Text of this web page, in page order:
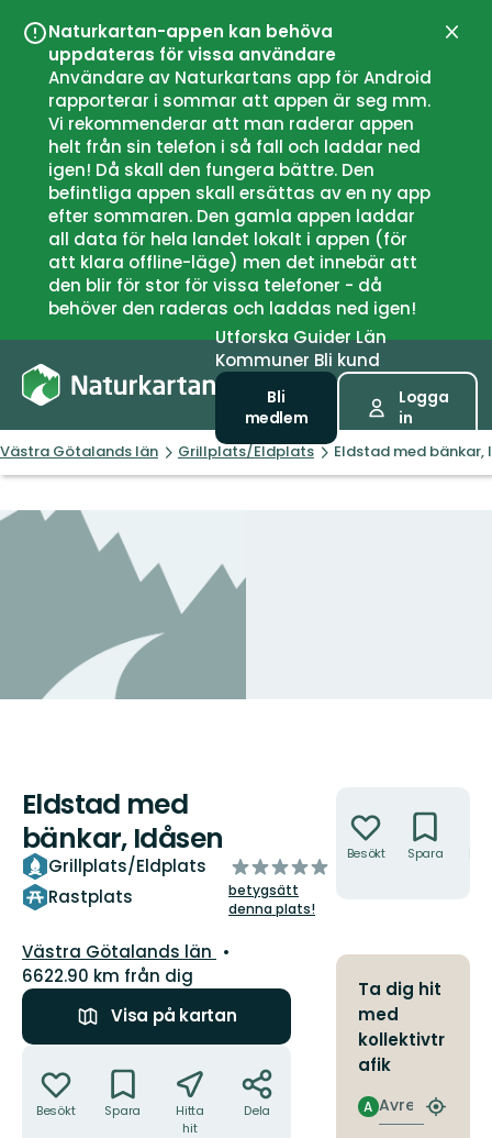
Naturkartan-appen kan behöva
uppdateras för vissa användare
Användare av Naturkartans app för Android
rapporterar i sommar att appen är seg mm.
Vi rekommenderar att man raderar appen
helt från sin telefon i så fall och laddar ned
igen! Då skall den fungera bättre. Den
befintliga appen skall ersättas av en ny app
efter sommaren. Den gamla appen laddar
all data för hela landet lokalt i appen (för
att klara offline-läge) men det innebär att
den blir för stor för vissa telefoner - då
behöver den raderas och laddas ned igen!
UtforskaGuiderLän
Kommuner Bli kund
Bli
medlem
Logga
in
Västra Götalands län Grillplats/Eldplats Eldstad med bänkar,
Eldstad med
bänkar, Idåsen
Grillplats/Eldplats
Rastplats
av
5
stjärnor
betygsätt
denna plats!
Län:
Västra Götalands län
6622.90 km från dig
Visa på kartan
Besökt Spara
Hitta
hit
Dela
Besökt Spara
Ta dig hit
med
kollektivtr
afik
Avresa
A
Hitta